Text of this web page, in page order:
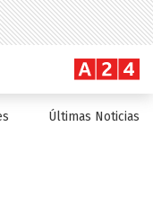
Últimas Noticias